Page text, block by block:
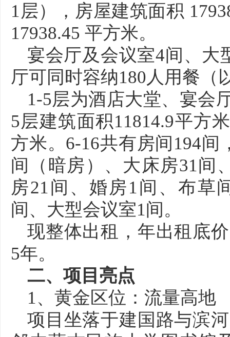
1层），房屋建筑面积
17938.45 平方米。
宴会厅及会议室4间、大
厅可同时容纳180人用餐（
1-5层为酒店大堂、宴会
5层建筑面积11814.9平方
方米。6-16共有房间194间
间（暗房）、大床房31间
房21间、婚房1间、布草
间、大型会议室1间。
现整体出租，年出租底
5年。
二、项目亮点
1、黄金区位：流量高地
项目坐落于建国路与滨